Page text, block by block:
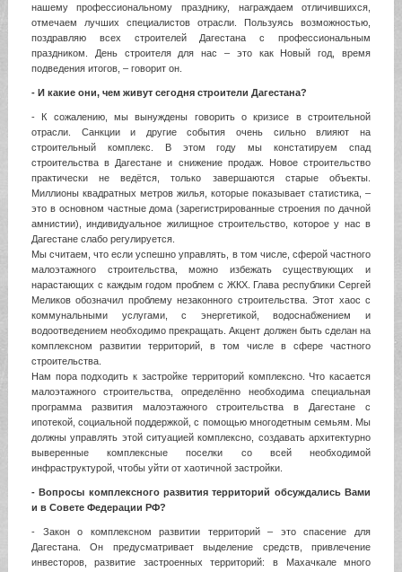
нашему профессиональному празднику, награждаем отличившихся,
отмечаем лучших специалистов отрасли. Пользуясь возможностью,
поздравляю всех строителей Дагестана с профессиональным
праздником. День строителя для нас – это как Новый год, время
подведения итогов, – говорит он.
- И какие они, чем живут сегодня строители Дагестана?
- К сожалению, мы вынуждены говорить о кризисе в строительной
отрасли. Санкции и другие события очень сильно влияют на
строительный комплекс. В этом году мы констатируем спад
строительства в Дагестане и снижение продаж. Новое строительство
практически не ведётся, только завершаются старые объекты.
Миллионы квадратных метров жилья, которые показывает статистика, –
это в основном частные дома (зарегистрированные строения по дачной
амнистии), индивидуальное жилищное строительство, которое у нас в
Дагестане слабо регулируется.
Мы считаем, что если успешно управлять, в том числе, сферой частного
малоэтажного строительства, можно избежать существующих и
нарастающих с каждым годом проблем с ЖКХ. Глава республики Сергей
Меликов обозначил проблему незаконного строительства. Этот хаос с
коммунальными услугами, с энергетикой, водоснабжением и
водоотведением необходимо прекращать. Акцент должен быть сделан на
комплексном развитии территорий, в том числе в сфере частного
строительства.
Нам пора подходить к застройке территорий комплексно. Что касается
малоэтажного строительства, определённо необходима специальная
программа развития малоэтажного строительства в Дагестане с
ипотекой, социальной поддержкой, с помощью многодетным семьям. Мы
должны управлять этой ситуацией комплексно, создавать архитектурно
выверенные комплексные поселки со всей необходимой
инфраструктурой, чтобы уйти от хаотичной застройки.
- Вопросы комплексного развития территорий обсуждались Вами
и в Совете Федерации РФ?
- Закон о комплексном развитии территорий – это спасение для
Дагестана. Он предусматривает выделение средств, привлечение
инвесторов, развитие застроенных территорий: в Махачкале много